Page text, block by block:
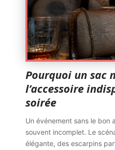
Pourquoi un sac
l’accessoire
soirée
Un événement sans le bon
souvent incomplet. Le
élégante, des escarpins